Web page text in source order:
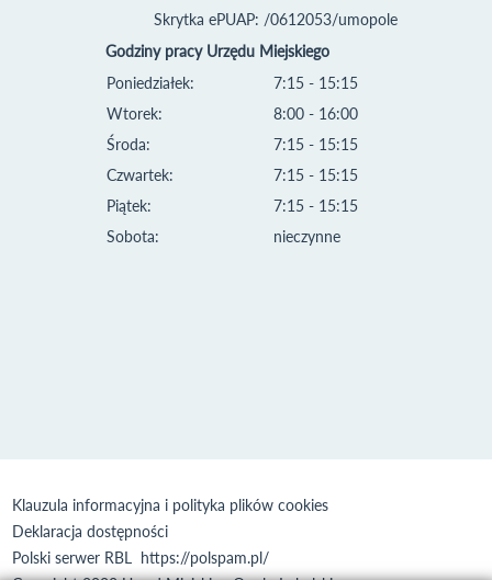
Skrytka ePUAP: /0612053/umopole
Godziny pracy Urzędu Miejskiego
Poniedziałek:
Wtorek:
Środa:
Czwartek:
Piątek:
Sobota:
7:15 - 15:15
8:00 - 16:00
7:15 - 15:15
7:15 - 15:15
7:15 - 15:15
nieczynne
Klauzula informacyjna i polityka plików cookies
Deklaracja dostępności
Polski serwer RBL https://polspam.pl/